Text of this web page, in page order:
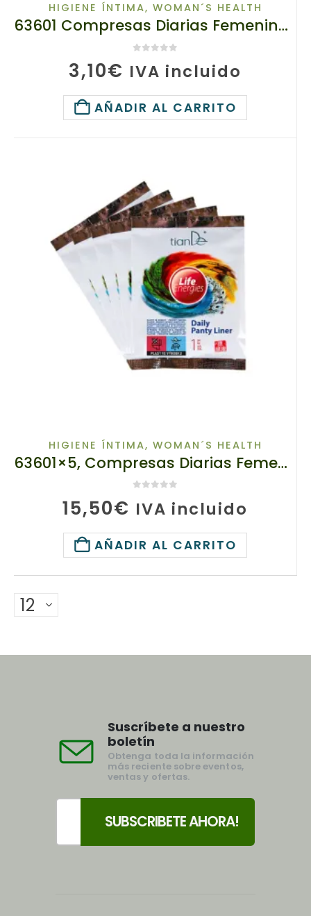
HIGIENE ÍNTIMA, WOMAN´S HEALTH
63601 Compresas Diarias Femeninas con Hierbas , TIANDE, 1ud, Protección de Inflamaciones y Confort
3,10€ IVA incluido
AÑADIR AL CARRITO
HIGIENE ÍNTIMA, WOMAN´S HEALTH
63601×5, Compresas Diarias Femeninas con Hierbas , 63601 TIANDE, Paquete ahorro – 5 unidades, Confort y Protección de Inflamaciones
15,50€ IVA incluido
AÑADIR AL CARRITO
Suscríbete a nuestro
boletín
Obtenga toda la información
más reciente sobre eventos,
ventas y ofertas.